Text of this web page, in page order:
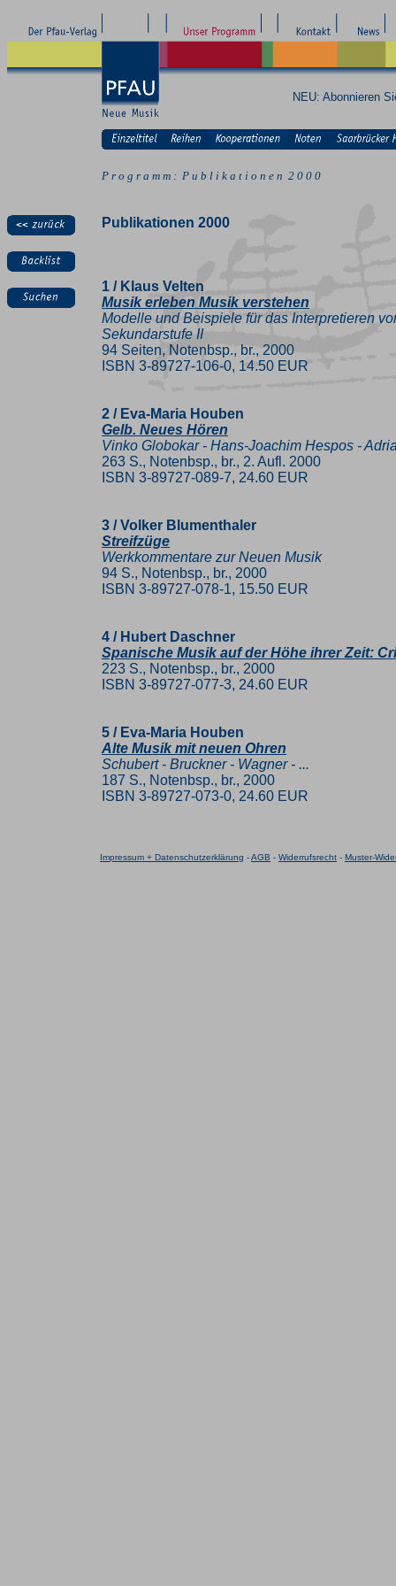
NEU: Abonnieren
P r o g r a m m : P u b l i k a t i o n e n 2 0 0 0
Publikationen 2000
1 / Klaus Velten
Musik erleben Musik verstehen
Modelle und Beispiele für das Interpretieren
Sekundarstufe II
94 Seiten, Notenbsp., br., 2000
ISBN 3-89727-106-0, 14.50 EUR
2 / Eva-Maria Houben
Gelb. Neues Hören
Vinko Globokar - Hans-Joachim Hespos -
263 S., Notenbsp., br., 2. Aufl. 2000
ISBN 3-89727-089-7, 24.60 EUR
3 / Volker Blumenthaler
Streifzüge
Werkkommentare zur Neuen Musik
94 S., Notenbsp., br., 2000
ISBN 3-89727-078-1, 15.50 EUR
4 / Hubert Daschner
Spanische Musik auf der Höhe ihrer Zeit:
223 S., Notenbsp., br., 2000
ISBN 3-89727-077-3, 24.60 EUR
5 / Eva-Maria Houben
Alte Musik mit neuen Ohren
Schubert - Bruckner - Wagner - ...
187 S., Notenbsp., br., 2000
ISBN 3-89727-073-0, 24.60 EUR
Impressum + Datenschutzerklärung -AGB - Widerrufsrecht - Muster-